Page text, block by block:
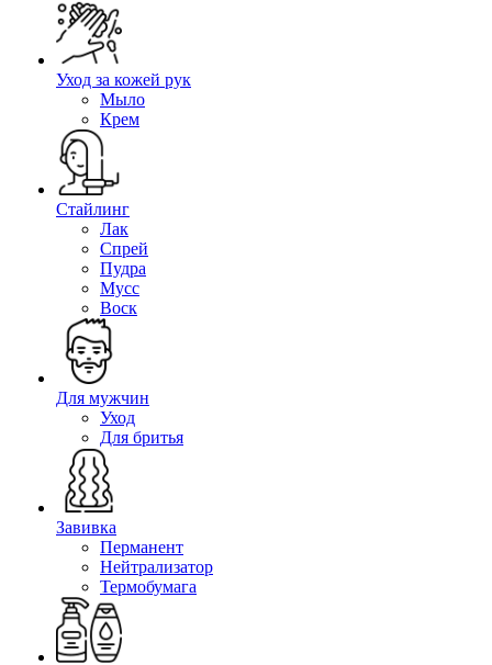
Уход за кожей рук
Мыло
Крем
Стайлинг
Лак
Спрей
Пудра
Мусс
Воск
Для мужчин
Уход
Для бритья
Завивка
Перманент
Нейтрализатор
Термобумага